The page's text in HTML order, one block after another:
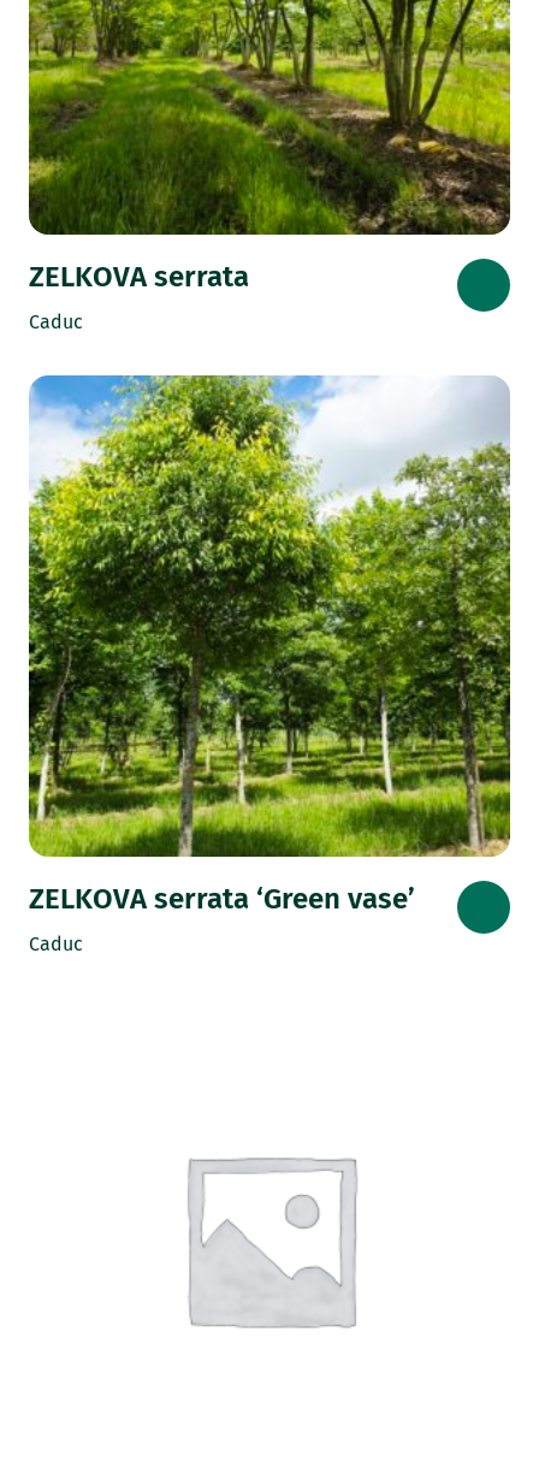
ZELKOVA serrata
Caduc
ZELKOVA serrata ‘Green vase’
Caduc